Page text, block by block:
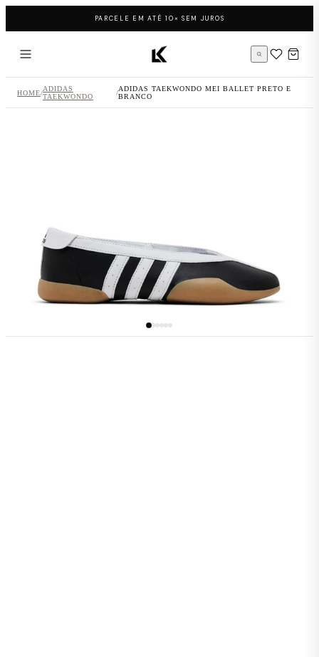
PARCELE EM ATÉ 10× SEM JUROS
Página inicial LK Sneakers
HOME/ADIDAS
TAEKWONDO
/ADIDAS TAEKWONDO MEI BALLET PRETO E
BRANCO